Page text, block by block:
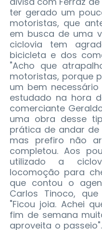
ter gerado um
motoristas, que
em busca de uma
ciclovia tem
bicicleta e dos
"Acho que
motoristas, porque
um bem
estudado na hora
comerciante
uma obra desse
prática de andar de
mas prefiro não
completou. Aos
utilizado a
locomoção para
que contou o
Carlos Tinoco,
"Ficou joia. Achei
fim de semana
aproveita o